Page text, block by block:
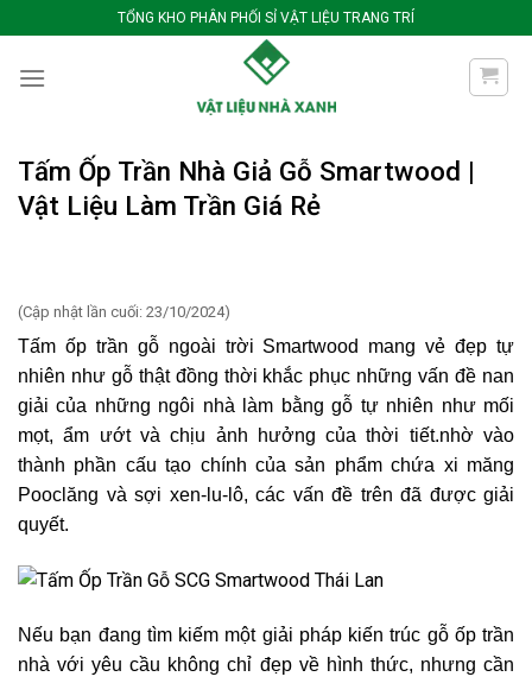
qua
nội
TỔNG KHO PHÂN PHỐI SỈ VẬT LIỆU TRANG TRÍ
Tấm Ốp Trần Nhà Giả Gỗ Smartwood |
Vật Liệu Làm Trần Giá Rẻ
(Cập nhật lần cuối: 23/10/2024)
Tấm ốp trần gỗ ngoài trời Smartwood
mang vẻ đẹp tự
nhiên như gỗ thật đồng thời khắc phục những vấn đề nan
giải của những ngôi nhà làm bằng gỗ tự nhiên như mối
mọt, ẩm ướt và chịu ảnh hưởng của thời tiết.nhờ vào
thành phần cấu tạo chính của sản phẩm chứa xi măng
Pooclăng và sợi xen-lu-lô, các vấn đề trên đã được giải
quyết.
Nếu bạn đang tìm kiếm một giải pháp kiến trúc gỗ ốp trần
nhà với yêu cầu không chỉ đẹp về hình thức, nhưng cần